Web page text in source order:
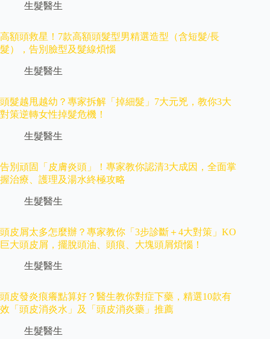
生髮醫生
高額頭救星！7款高額頭髮型男精選造型（含短髮/長
髮），告別臉型及髮線煩惱
生髮醫生
頭髮越甩越幼？專家拆解「掉細髮」7大元兇，教你3大
對策逆轉女性掉髮危機！
生髮醫生
告別頑固「皮膚炎頭」！專家教你認清3大成因，全面掌
握治療、護理及湯水終極攻略
生髮醫生
頭皮屑太多怎麼辦？專家教你「3步診斷＋4大對策」KO
巨大頭皮屑，擺脫頭油、頭痕、大塊頭屑煩惱！
生髮醫生
頭皮發炎痕癢點算好？醫生教你對症下藥，精選10款有
效「頭皮消炎水」及「頭皮消炎藥」推薦
生髮醫生